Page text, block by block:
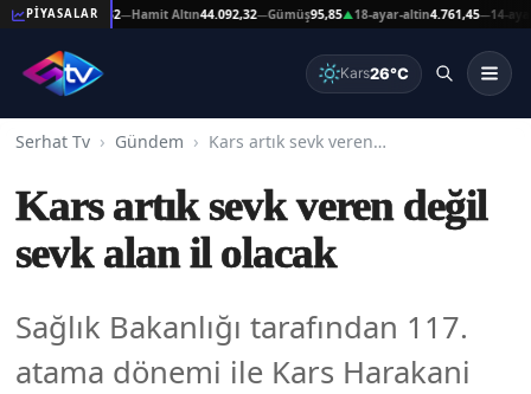
PİYASALAR
44.092,32—Hamit Altın44.092,32—Gümüş95,85▲18-ayar-altin4.761,45—14-ayar-altin
Kars26°C
Serhat Tv Gündem Kars artık sevk veren değil sevk alan il olacak
Kars artık sevk veren değil
sevk alan il olacak
Sağlık Bakanlığı tarafından 117.
atama dönemi ile Kars Harakani